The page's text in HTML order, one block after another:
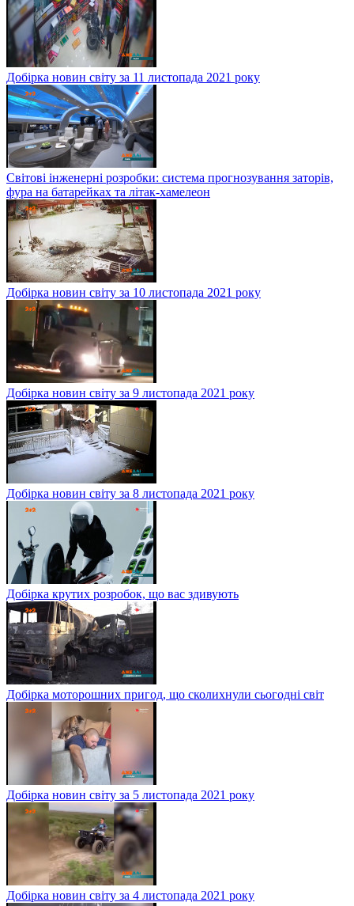
Добірка новин світу за 11 листопада 2021 року
Світові інженерні розробки: система прогнозування заторів,
фура на батарейках та літак-хамелеон
Добірка новин світу за 10 листопада 2021 року
Добірка новин світу за 9 листопада 2021 року
Добірка новин світу за 8 листопада 2021 року
Добірка крутих розробок, що вас здивують
Добірка моторошних пригод, що сколихнули сьогодні світ
Добірка новин світу за 5 листопада 2021 року
Добірка новин світу за 4 листопада 2021 року